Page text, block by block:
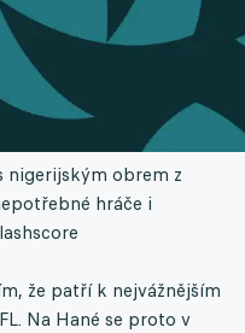
nigerijským obrem z
hráče i
že patří k nejvážnějším
Na Hané se proto v